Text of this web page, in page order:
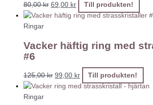
80,00kr 69,00 kr Till produkten!
Ringar
Vacker häftig ring med
#6
125,00kr 99,00 kr Till produkten!
Ringar